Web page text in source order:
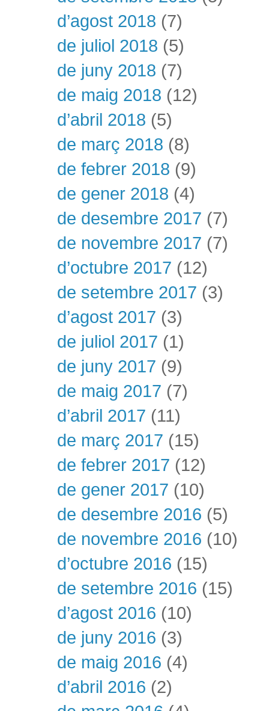
d’agost 2018 (7)
de juliol 2018 (5)
de juny 2018 (7)
de maig 2018 (12)
d’abril 2018 (5)
de març 2018 (8)
de febrer 2018 (9)
de gener 2018 (4)
de desembre 2017 (7)
de novembre 2017 (7)
d’octubre 2017 (12)
de setembre 2017 (3)
d’agost 2017 (3)
de juliol 2017 (1)
de juny 2017 (9)
de maig 2017 (7)
d’abril 2017 (11)
de març 2017 (15)
de febrer 2017 (12)
de gener 2017 (10)
de desembre 2016 (5)
de novembre 2016 (10)
d’octubre 2016 (15)
de setembre 2016 (15)
d’agost 2016 (10)
de juny 2016 (3)
de maig 2016 (4)
d’abril 2016 (2)